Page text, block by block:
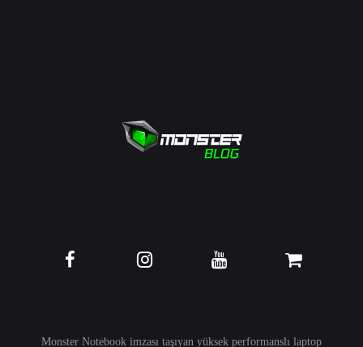
Monster Notebook imzası taşıyan yüksek performanslı laptop